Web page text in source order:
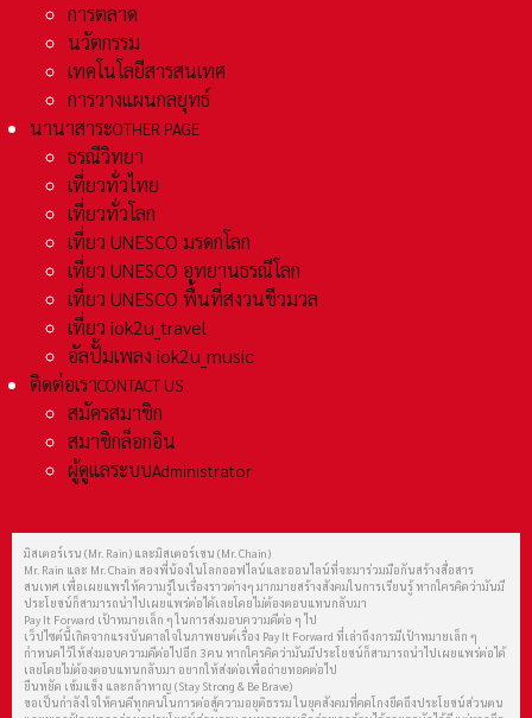
การตลาด
นวัตกรรม
เทคโนโลยีสารสนเทศ
การวางแผนกลยุทธ์
นานาสาระOTHER PAGE
ธรณีวิทยา
เที่ยวทั่วไทย
เที่ยวทั่วโลก
เที่ยว UNESCO มรดกโลก
เที่ยว UNESCO อุทยานธรณีโลก
เที่ยว UNESCO พื้นที่สงวนชีวมวล
เที่ยว iok2u_travel
อัลปั้มเพลง iok2u_music
ติดต่อเราCONTACT US
สมัครสมาชิก
สมาชิกล็อกอิน
ผู้ดูแลระบบAdministrator
มิสเตอร์เรน (Mr. Rain) และมิสเตอร์เชน (Mr. Chain)
Mr. Rain และ Mr. Chain สองพี่น้องในโลกออฟไลน์และออนไลน์ที่จะมาร่วมมือกันสร้างสื่อสาร
สนเทศ เพื่อเผยแพร่ให้ความรู้ในเรื่องราวต่างๆ มากมายสร้างสังคมในการเรียนรู้ หากใครคิดว่ามันมี
ประโยชน์ก็สามารถนำไปเผยแพร่ต่อได้เลยโดยไม่ต้องตอบแทนกลับมา
Pay It Forward เป้าหมายเล็ก ๆ ในการส่งมอบความดีต่อ ๆ ไป
เว็ปไซต์นี้เกิดจากแรงบันดาลใจในภาพยนต์เรื่อง Pay It Forward ที่เล่าถึงการมีเป้าหมายเล็ก ๆ
กำหนดไว้ให้ส่งมอบความดีต่อไปอีก 3 คน หากใครคิดว่ามันมีประโยชน์ก็สามารถนำไปเผยแพร่ต่อได้
เลยโดยไม่ต้องตอบแทนกลับมา อยากให้ส่งต่อเพื่อถ่ายทอดต่อไป
ยืนหยัด เข้มแข็ง และกล้าหาญ (Stay Strong & Be Brave)
ขอเป็นกำลังใจให้คนดีทุกคนในการต่อสู้ความอยุติธรรม ในยุคสังคมที่คดโกงยึดถึงประโยชน์ส่วนตน